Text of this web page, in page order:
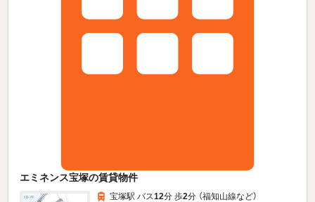
エミネンス宝塚の賃貸物件
宝塚駅 バス12分 歩2分 （福知山線など）